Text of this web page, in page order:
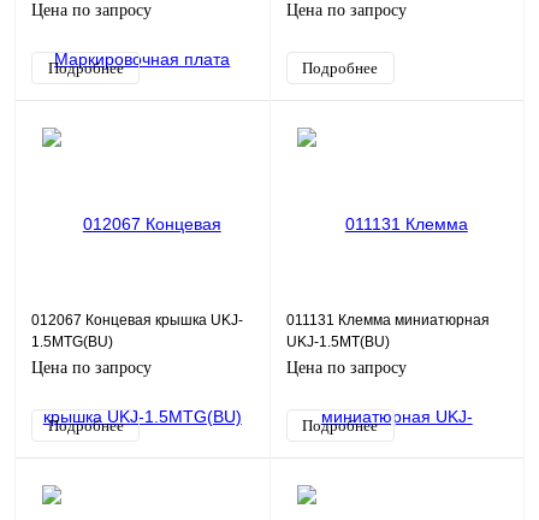
Цена по запросу
Подробнее
Цена по запросу
Подробнее
012067 Концевая крышка UKJ-
1.5MTG(BU)
Цена по запросу
Подробнее
011131 Клемма миниатюрная
UKJ-1.5MT(BU)
Цена по запросу
Подробнее